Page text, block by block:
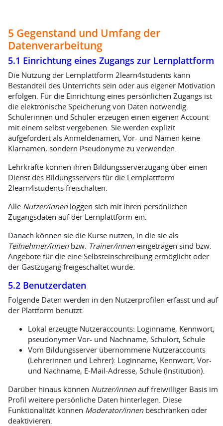
5 Gegenstand und Umfang der
Datenverarbeitung
5.1 Einrichtung eines Zugangs zur Lernplattform
Die Nutzung der Lernplattform 2learn4students kann
Bestandteil des Unterrichts sein oder aus eigener Motivation
erfolgen. Für die Einrichtung eines persönlichen Zugangs ist
die elektronische Speicherung von Daten notwendig.
Schülerinnen und Schüler erzeugen einen eigenen Account
mit einem selbst vergebenen. Sie werden explizit
aufgefordert als Anmeldenamen, Vor- und Namen keine
Klarnamen, sondern Pseudonyme zu verwenden.
Lehrkräfte können ihren Bildungsserverzugang über einen
Dienst des Bildungsservers für die Lernplattform
2learn4students freischalten.
Alle Nutzer/innenloggen sich mit ihren persönlichen
Zugangsdaten auf der Lernplattform ein.
Danach können sie die Kurse nutzen, in die sie als
Teilnehmer/innenbzw. Trainer/inneneingetragen sind bzw.
Angebote für die eine Selbsteinschreibung ermöglicht oder
der Gastzugang freigeschaltet wurde.
5.2 Benutzerdaten
Folgende Daten werden in den Nutzerprofilen erfasst und auf
der Plattform benutzt:
Lokal erzeugte Nutzeraccounts: Loginname, Kennwort,
pseudonymer Vor- und Nachname, Schulort, Schule
Vom Bildungsserver übernommene Nutzeraccounts
(Lehrerinnen und Lehrer): Loginname, Kennwort, Vor-
und Nachname, E-Mail-Adresse, Schule (Institution).
Darüber hinaus können Nutzer/innenauf freiwilliger Basis im
Profil weitere persönliche Daten hinterlegen. Diese
Funktionalität können Moderator/innenbeschränken oder
deaktivieren.